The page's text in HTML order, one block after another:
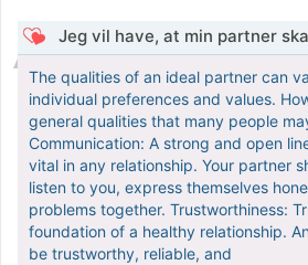
Jeg vil have, at min partner
The qualities of an ideal partner can
individual preferences and values.
general qualities that many people
Communication: A strong and open
vital in any relationship. Your partner
listen to you, express themselves
problems together. Trustworthiness:
foundation of a healthy relationship.
be trustworthy, reliable, and